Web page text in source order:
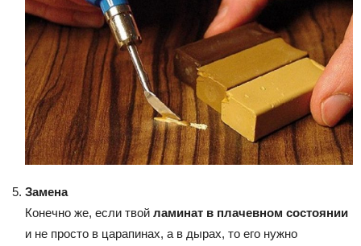
Замена
Конечно же, если твой ламинат в плачевном состоянии
и не просто в царапинах, а в дырах, то его нужно